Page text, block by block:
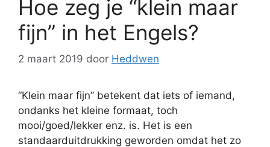
Hoe zeg je “klein maar
fijn” in het Engels?
2 maart 2019 door Heddwen
“Klein maar fijn” betekent dat iets of iemand,
ondanks het kleine formaat, toch
mooi/goed/lekker enz. is. Het is een
standaarduitdrukking geworden omdat het zo